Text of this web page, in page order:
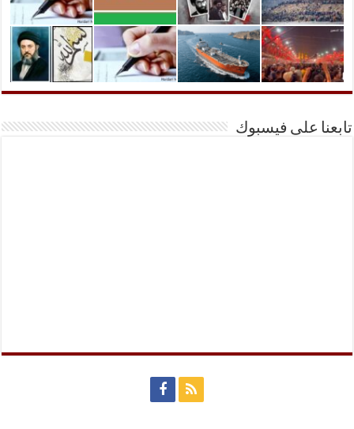
تابعنا على فيسبوك